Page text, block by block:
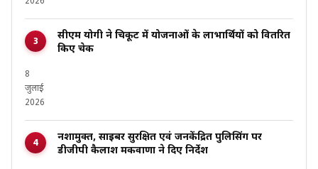
सीएम योगी ने चित्रकूट में योजनाओं के लाभार्थियों को वितरित
किए चेक
8
जुलाई
2026
नशामुक्त, साइबर सुरक्षित एवं जनकेंद्रित पुलिसिंग पर
डीजीपी कैलाश मकवाणा ने दिए निर्देश